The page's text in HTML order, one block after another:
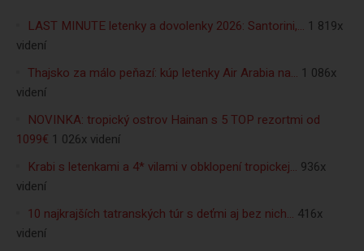
LAST MINUTE letenky a dovolenky 2026: Santorini,… 1 819x
videní
Thajsko za málo peňazí: kúp letenky Air Arabia na… 1 086x
videní
NOVINKA: tropický ostrov Hainan s 5 TOP rezortmi od
1099€ 1 026x videní
Krabi s letenkami a 4* vilami v obklopení tropickej… 936x
videní
10 najkrajších tatranských túr s deťmi aj bez nich… 416x
videní